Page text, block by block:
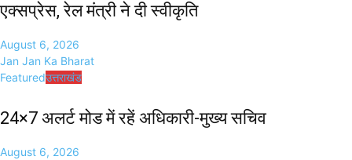
एक्सप्रेस, रेल मंत्री ने दी स्वीकृति
August 6, 2026
Jan Jan Ka Bharat
Featuredउत्तराखंड
24×7 अलर्ट मोड में रहें अधिकारी-मुख्य सचिव
August 6, 2026